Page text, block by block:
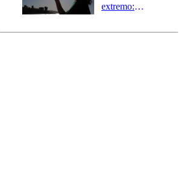
extremo:
activa Alerta